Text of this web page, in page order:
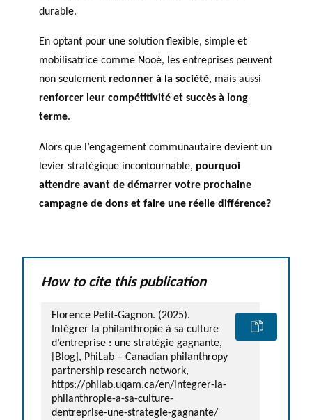
durable.
En optant pour une solution flexible, simple et
mobilisatrice comme Nooé, les entreprises peuvent
non seulement redonner à la société, mais aussi
renforcer leur compétitivité et succès à long
terme.
Alors que l’engagement communautaire devient un
levier stratégique incontournable, pourquoi
attendre avant de démarrer votre prochaine
campagne de dons et faire une réelle différence?
How to cite this publication
Florence Petit-Gagnon. (2025).
Intégrer la philanthropie à sa culture
d’entreprise : une stratégie gagnante,
[Blog], PhiLab – Canadian philanthropy
partnership research network,
https://philab.uqam.ca/en/integrer-la-
philanthropie-a-sa-culture-
dentreprise-une-strategie-gagnante/